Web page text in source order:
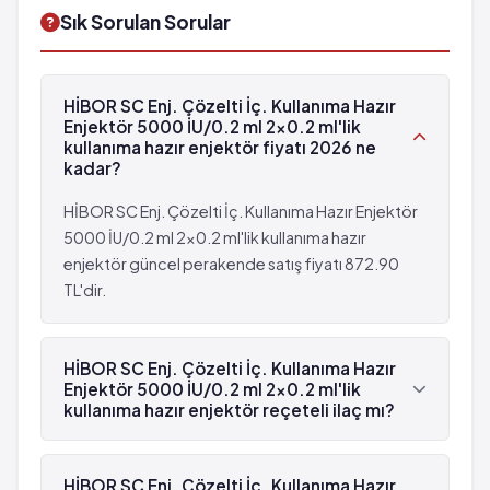
komplikasyonları
Idrar ve genital sistemde kanama komplikasyonları
Yaygın olmayan: 100 hastanın birinden az,
fakat 1,000 hastanın birinden fazla görülebilir
(%0.1 - %1)
Sık Sorulan Sorular
HİBOR SC Enj. Çözelti İç. Kullanıma Hazır
Enjektör 5000 İU/0.2 ml 2x0.2 ml'lik
kullanıma hazır enjektör fiyatı 2026 ne
kadar?
HİBOR SC Enj. Çözelti İç. Kullanıma Hazır Enjektör
5000 İU/0.2 ml 2x0.2 ml'lik kullanıma hazır
enjektör güncel perakende satış fiyatı 872.90
TL'dir.
HİBOR SC Enj. Çözelti İç. Kullanıma Hazır
Enjektör 5000 İU/0.2 ml 2x0.2 ml'lik
kullanıma hazır enjektör reçeteli ilaç mı?
Evet, HİBOR SC Enj. Çözelti İç. Kullanıma Hazır
Enjektör 5000 İU/0.2 ml 2x0.2 ml'lik kullanıma
HİBOR SC Enj. Çözelti İç. Kullanıma Hazır